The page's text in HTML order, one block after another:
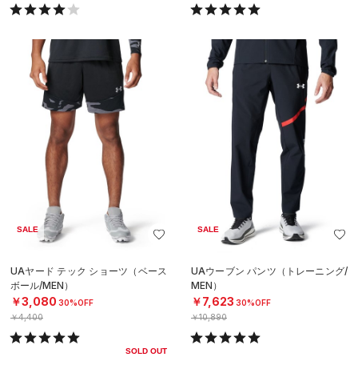
SALE
UAヤード テック ショーツ（ベース
ボール/MEN）
￥3,080 30%OFF
￥4,400
SOLD OUT
SALE
UAウーブン パンツ（トレーニング/
MEN）
￥7,623 30%OFF
￥10,890